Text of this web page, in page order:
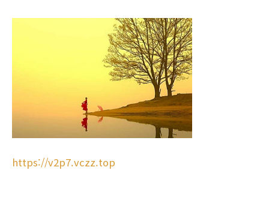
https://v2p7.vczz.top